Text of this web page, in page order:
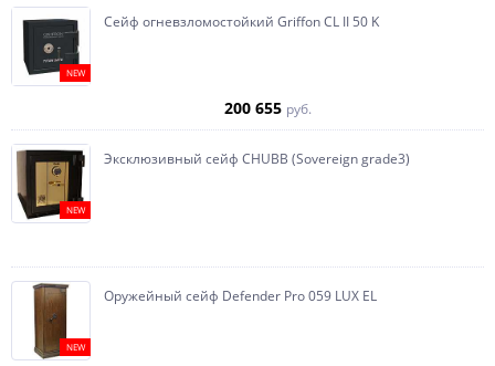
NEW
Сейф огневзломостойкий Griffon CL II 50 K
200 655 руб.
NEW
Эксклюзивный сейф CHUBB (Sovereign grade3)
NEW
Оружейный сейф Defender Pro 059 LUX EL